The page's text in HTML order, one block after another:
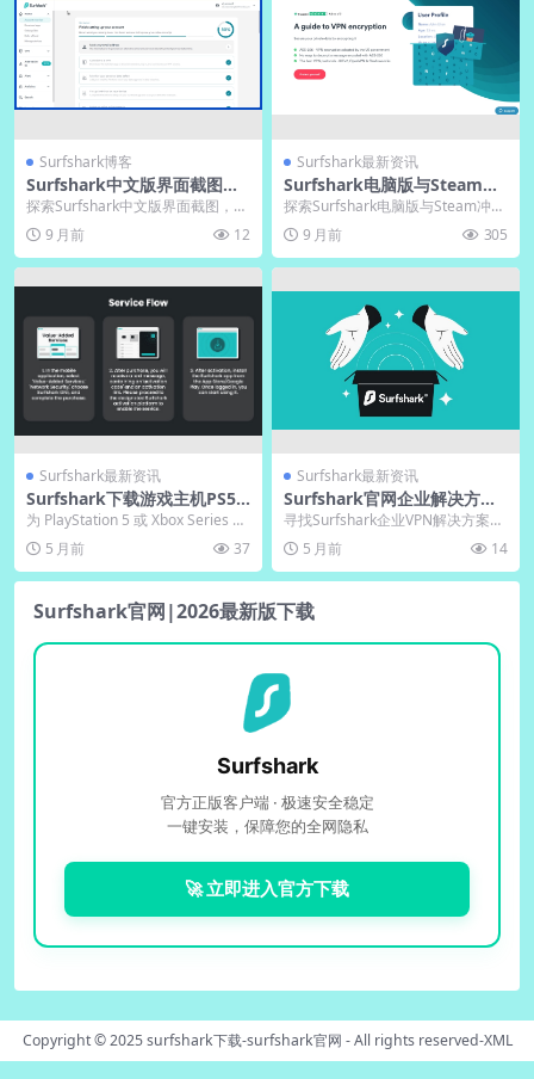
Surfshark博客
Surfshark中文版界面截图｜S
urfshark官网贴纸包免费分享
探索Surfshark中文版界面截图，直
观展示其简洁设计与多语言支持，
帮助用户快...
9 月前 12
Surfshark最新资讯
Surfshark电脑版与Steam冲
突？白名单设置
探索Surfshark电脑版与Steam冲突
的深层原因及专业解决方案。文章
详细解...
9 月前 305
Surfshark最新资讯
Surfshark下载游戏主机PS5/
Xbox配置方案
为 PlayStation 5 或 Xbox Series X|
S 配置 Sur...
5 月前 37
Surfshark最新资讯
Surfshark官网企业解决方案
咨询入口指引
寻找Surfshark企业VPN解决方案？
直接访问官网底部点击“企业解决方
案”即...5 月前 14
Surfshark官网|2026最新版下载
Surfshark
官方正版客户端 · 极速安全稳定
一键安装，保障您的全网隐私
🚀 立即进入官方下载
Copyright © 2025surfshark下载-surfshark官网 - All rights reserved-XML